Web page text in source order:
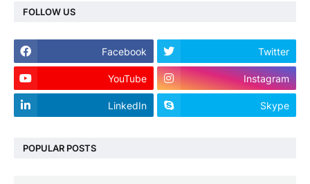
FOLLOW US
Facebook Twitter
YouTube Instagram
LinkedIn Skype
POPULAR POSTS